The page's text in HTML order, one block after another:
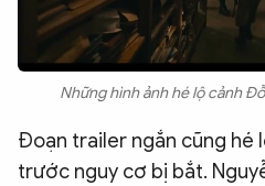
Những hình ảnh hé lộ cảnh
Đoạn trailer ngắn cũng hé
trước nguy cơ bị bắt.